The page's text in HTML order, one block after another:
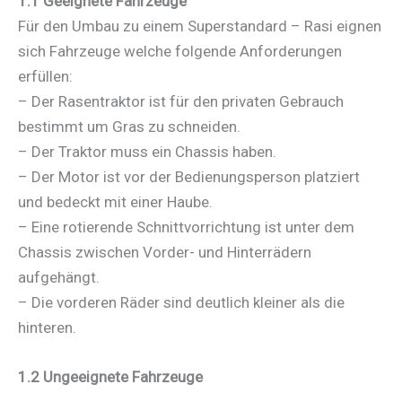
Für den Umbau zu einem Superstandard – Rasi eignen
sich Fahrzeuge welche folgende Anforderungen
erfüllen:
– Der Rasentraktor ist für den privaten Gebrauch
bestimmt um Gras zu schneiden.
– Der Traktor muss ein Chassis haben.
– Der Motor ist vor der Bedienungsperson platziert
und bedeckt mit einer Haube.
– Eine rotierende Schnittvorrichtung ist unter dem
Chassis zwischen Vorder- und Hinterrädern
aufgehängt.
– Die vorderen Räder sind deutlich kleiner als die
hinteren.
1.2 Ungeeignete Fahrzeuge